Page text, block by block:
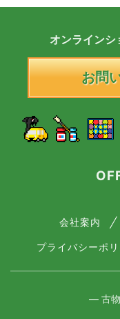
オンラインシ
お問
会社案内
プライバシーポ
― 古